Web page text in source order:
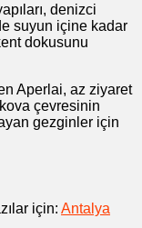
denizci
suyun içine kadar
dokusunu
Aperlai, az ziyaret
çevresinin
gezginler için
için: Antalya